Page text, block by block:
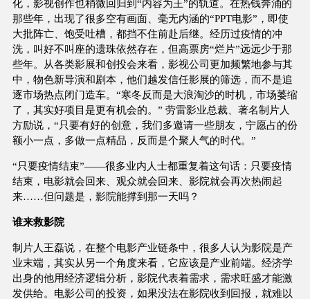
化，影视创作也稍微回归到“内容为王”的轨道。在热钱奔涌的
那些年，出现了很多空有画面、毫无内涵的“PPT电影”，即使
大批阵亡、饱受吐槽，都挡不住前赴后继。经历过疫情的冲
洗，叫好不叫座的遗珠依然存在，但高票房“烂片”远远少于那
些年。从各类影展和创投会来看，影视公司更加频繁地参与其
中，物色新导演和剧本，他们越发信任影展的筛选，而不是追
逐市场热点闭门造车。“寒冬反而是大浪淘沙的时机，市场萎缩
了，其实好项目是更有机会的。” 劳雷影业总裁、著名制片人
方励说，“只要有好的创意，我们多邀请一些朋友，宁愿占的份
额小一点，多做一点精品，反而是个聚人气的时代。”
“只要疫情结束”——很多业内人士都重复着这句话：只要疫情
结束，电影就会回来、观众就会回来、影院就会再次热闹起
来……但问题是，影院能撑到那一天吗？
谁来救影院
制片人王磊说，在整个电影产业链条中，很多人认为影院是产
业末端，其实从另一个角度来看，它应该是产业前端。经济学
出身的他用经济逻辑分析，影院代表着需求，需求旺盛才能激
发供给。电影公司的投资，如果没法在影院收到回报，就难以